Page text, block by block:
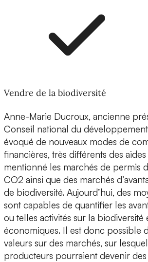
Vendre de la biodiversité
Anne-Marie Ducroux, ancienne
Conseil national du
évoqué de nouveaux modes de
financières, très différents des
mentionné les marchés de permis
CO2 ainsi que des marchés
de biodiversité. Aujourd’hui, des
sont capables de quantifier les
ou telles activités sur la biodiversité
économiques. Il est donc possible
valeurs sur des marchés, sur
producteurs pourraient devenir des